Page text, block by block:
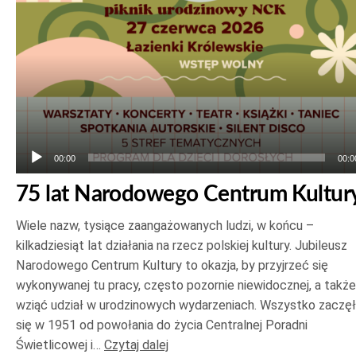
00:00
75 lat Narodowego Centrum
Wiele nazw, tysiące zaangażowanych ludzi, w końcu –
kilkadziesiąt lat działania na rzecz polskiej kultury. Jubileusz
Narodowego Centrum Kultury to okazja, by przyjrzeć się
wykonywanej tu pracy, często pozornie niewidocznej, a także
wziąć udział w urodzinowych wydarzeniach. Wszystko
się w 1951 od powołania do życia Centralnej Poradni
Świetlicowej i… Czytaj dalej